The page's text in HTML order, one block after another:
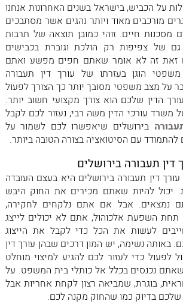
על הכביש, בישראל בשנים האחרונות אנחנו
מורכבים מאוד ויותר נהגים אשר מסתבכים
מסכנות חיים. זוהי כמובן תוצאה של תרבות
של צפיפות רק הולכת וגוברת בכבישים
זאת זה לא אומר שאתם חפים מפשע ואתם
הוגן בעזרתו של עורך דין תעבורה
על מצב משפטי מסובך יותר כך הצורך לפעול
הדין שלכם הוא צורך מקצועי חשוב יותר.
משרד עורכי הדין משה רבי, נעזור לכם לקבל
בירושלים שיאפשרו לכם לשמור על
להתמודד עם הסיטואציה בצורה הטובה ביותר.
תעבורה בירושלים
דין תעבורה בירושלים היא בעצם העובדה
יכול להיות שאתם מכירים את החוק היבש
נמצאים. אבל אם אתם נלקחים לחקירה,
השפעת אלכוהול, אתם לא יכולים לייצג
לעשות את הכל כדי לקבל את הייצוג
נשימה, יש המון דרכים שבהן עורך דין
לפעול כדי לעזור לכם להגיע למיצוי מוחלט
נכנסים בכלל אל כותלי בית המשפט. על
בוגרת, שמביאה רצון לקחת אחריות אבל
שלכם בדיוק כמו שהחוק מקנה לכם.